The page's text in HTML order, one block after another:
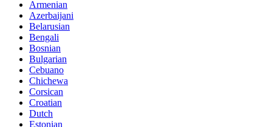
Armenian
Azerbaijani
Belarusian
Bengali
Bosnian
Bulgarian
Cebuano
Chichewa
Corsican
Croatian
Dutch
Estonian